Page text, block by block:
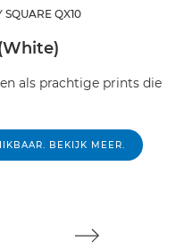
SQUARE QX10
als prachtige prints die
BEKIJK MEER.